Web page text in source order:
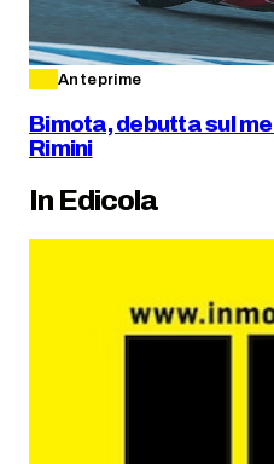
Anteprime
Bimota, debutta sul
Rimini
In Edicola